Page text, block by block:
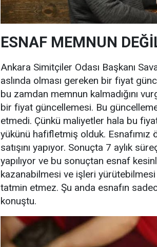
ESNAF MEMNUN
Ankara Simitçiler Odası Başkanı
aslında olması gereken bir fiyat
bu zamdan memnun kalmadığını
bir fiyat güncellemesi. Bu
etmedi. Çünkü maliyetler hala bu
yükünü hafifletmiş olduk.
satışını yapıyor. Sonuçta 7 aylık
yapılıyor ve bu sonuçtan esnaf
kazanabilmesi ve işleri
tatmin etmez. Şu anda esnafın
konuştu.